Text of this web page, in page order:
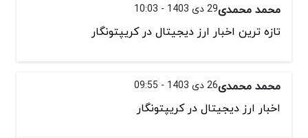
محمد محمدی29 دی 1403 - 10:03
تازه ترین اخبار ارز دیجیتال در کریپتونگار
محمد محمدی26 دی 1403 - 09:55
اخبار ارز دیجیتال در کریپتونگار